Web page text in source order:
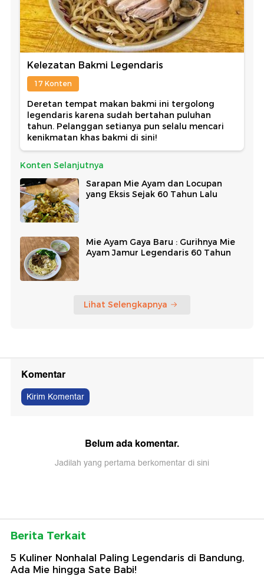
Kelezatan Bakmi Legendaris
17 Konten
Deretan tempat makan bakmi ini tergolong
legendaris karena sudah bertahan puluhan
tahun. Pelanggan setianya pun selalu mencari
kenikmatan khas bakmi di sini!
Konten Selanjutnya
Sarapan Mie Ayam dan Locupan
yang Eksis Sejak 60 Tahun Lalu
Mie Ayam Gaya Baru : Gurihnya Mie
Ayam Jamur Legendaris 60 Tahun
Lihat Selengkapnya
Komentar
Kirim Komentar
Belum ada komentar.
Jadilah yang pertama berkomentar di sini
Berita Terkait
5 Kuliner Nonhalal Paling Legendaris di Bandung,
Ada Mie hingga Sate Babi!